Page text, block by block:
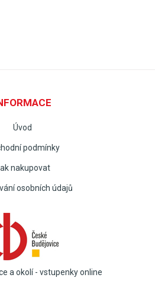
Úvod
podmínky
nakupovat
osobních údajů
a okolí - vstupenky online